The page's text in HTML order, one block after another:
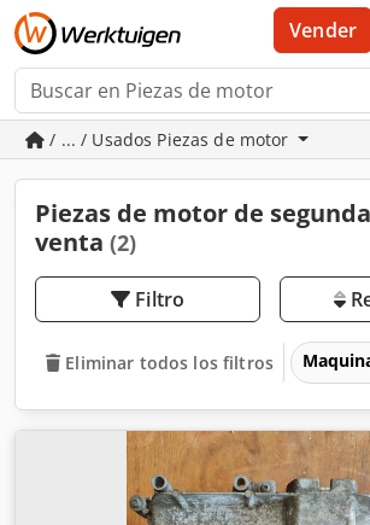
Vender
/ ... / Usados Piezas de motor
Piezas de motor de
venta (2)
Filtro
Eliminar todos los filtros